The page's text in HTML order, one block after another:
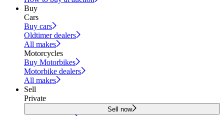
Buy
Cars
Buy cars
Oldtimer dealers
All makes
Motorcycles
Buy Motorbikes
Motorbike dealers
All makes
Sell
Private
Sell now